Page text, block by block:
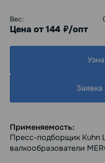
Вес:
Цена от 144 руб./опт
Заявка
Применяемость:
Пресс-подборщик Kuhn
валкообразователи